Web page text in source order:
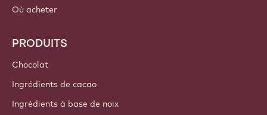
Où acheter
PRODUITS
Chocolat
Ingrédients de cacao
Ingrédients à base de noix